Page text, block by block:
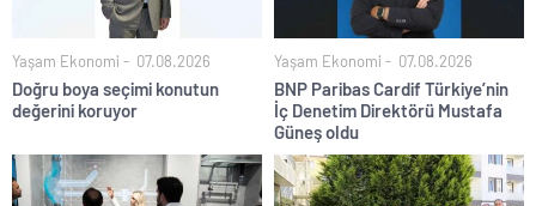
Yaşam Ekonomi 07.08.2026
Doğru boya seçimi konutun
değerini koruyor
Yaşam Ekonomi 07.08.2026
BNP Paribas Cardif Türkiye’nin
İç Denetim Direktörü Mustafa
Güneş oldu